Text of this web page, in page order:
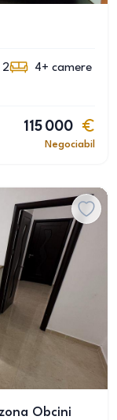
2 4+ camere
115 000
Negociabil
Obcini